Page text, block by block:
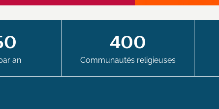
an
400
Communautés religieuses